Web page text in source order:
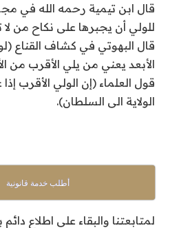
قال ابن تيمية رحمه الله في
للولي أن يجبرها على نكاح من لا
قال البهوتي في كشاف القناع
الأبعد يعني من يلي الأقرب من
قول العلماء (إن الولي الأقرب
الولاية الى السلطان).
أطلب خدمة قانونية
لمتابعتنا والبقاء على اطلاع